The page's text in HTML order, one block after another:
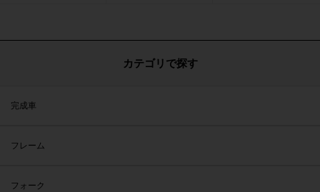
カテゴリで探す
完成車
フレーム
フォーク